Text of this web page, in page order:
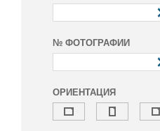
№ ФОТОГРАФИИ
ОРИЕНТАЦИЯ